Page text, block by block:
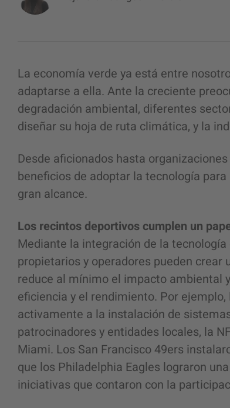
La economía verde ya está entre
adaptarse a ella. Ante la creciente
degradación ambiental, diferentes
diseñar su hoja de ruta climática, y la
Desde aficionados hasta
beneficios de adoptar la tecnología
gran alcance.
Los recintos deportivos cumplen un
Mediante la integración de la tecnología
propietarios y operadores pueden
reduce al mínimo el impacto ambiental
eficiencia y el rendimiento. Por
activamente a la instalación de
patrocinadores y entidades locales, la
Miami. Los San Francisco 49ers
que los Philadelphia Eagles lograron una
iniciativas que contaron con la